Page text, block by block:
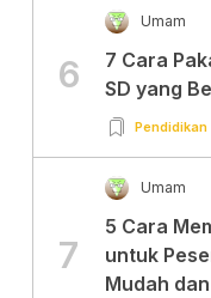
6
Umam
7 Cara
SD yang
Pendidikan
7
Umam
5 Cara
untuk
Mudah